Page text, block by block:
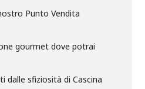
Punto Vendita
gourmet dove potrai
dalle sfiziosità di Cascina